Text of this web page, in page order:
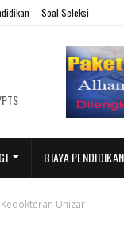
Soal Seleksi
BIAYA PENDIDIKAN
Unizar